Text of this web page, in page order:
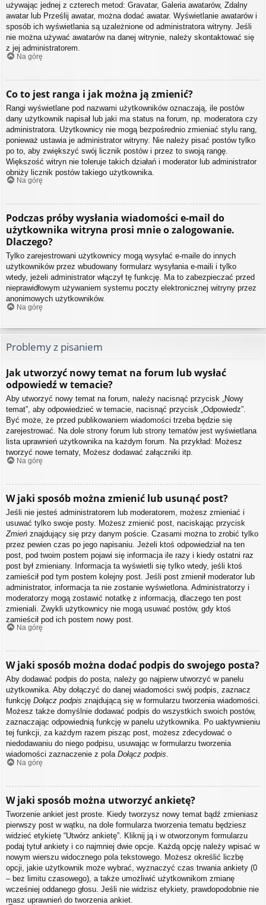
używając jednej z czterech metod: Gravatar, Galeria awatarów, Zdalny
awatar lub Prześlij awatar, można dodać awatar. Wyświetlanie awatarów i
sposób ich wyświetlania są uzależnione od administratora witryny. Jeśli
nie można używać awatarów na danej witrynie, należy skontaktować się
z jej administratorem.
Na górę
Co to jest ranga i jak można ją zmienić?
Rangi wyświetlane pod nazwami użytkowników oznaczają, ile postów
dany użytkownik napisał lub jaki ma status na forum, np. moderatora czy
administratora. Użytkownicy nie mogą bezpośrednio zmieniać stylu rang,
ponieważ ustawia je administrator witryny. Nie należy pisać postów tylko
po to, aby zwiększyć swój licznik postów i przez to swoją rangę.
Większość witryn nie toleruje takich działań i moderator lub administrator
obniży licznik postów takiego użytkownika.
Na górę
Podczas próby wysłania wiadomości e-mail do
użytkownika witryna prosi mnie o zalogowanie.
Dlaczego?
Tylko zarejestrowani użytkownicy mogą wysyłać e-maile do innych
użytkowników przez wbudowany formularz wysyłania e-maili i tylko
wtedy, jeżeli administrator włączył tę funkcję. Ma to zabezpieczać przed
nieprawidłowym używaniem systemu poczty elektronicznej witryny przez
anonimowych użytkowników.
Na górę
Problemy z pisaniem
Jak utworzyć nowy temat na forum lub wysłać
odpowiedź w temacie?
Aby utworzyć nowy temat na forum, należy nacisnąć przycisk „Nowy
temat”, aby odpowiedzieć w temacie, nacisnąć przycisk „Odpowiedz”.
Być może, że przed publikowaniem wiadomości trzeba będzie się
zarejestrować. Na dole strony forum lub strony tematów jest wyświetlana
lista uprawnień użytkownika na każdym forum. Na przykład: Możesz
tworzyć nowe tematy, Możesz dodawać załączniki itp.
Na górę
W jaki sposób można zmienić lub usunąć post?
Jeśli nie jesteś administratorem lub moderatorem, możesz zmieniać i
usuwać tylko swoje posty. Możesz zmienić post, naciskając przycisk
Zmień znajdujący się przy danym poście. Czasami można to zrobić tylko
przez pewien czas po jego napisaniu. Jeżeli ktoś odpowiedział na ten
post, pod twoim postem pojawi się informacja ile razy i kiedy ostatni raz
post był zmieniany. Informacja ta wyświetli się tylko wtedy, jeśli ktoś
zamieścił pod tym postem kolejny post. Jeśli post zmienił moderator lub
administrator, informacja ta nie zostanie wyświetlona. Administratorzy i
moderatorzy mogą zostawić notatkę z informacją, dlaczego ten post
zmieniali. Zwykli użytkownicy nie mogą usuwać postów, gdy ktoś
zamieścił pod ich postem nowy post.
Na górę
W jaki sposób można dodać podpis do swojego posta?
Aby dodawać podpis do posta, należy go najpierw utworzyć w panelu
użytkownika. Aby dołączyć do danej wiadomości swój podpis, zaznacz
funkcję Dołącz podpis znajdującą się w formularzu tworzenia wiadomości.
Możesz także domyślnie dodawać podpis do wszystkich swoich postów,
zaznaczając odpowiednią funkcję w panelu użytkownika. Po uaktywnieniu
tej funkcji, za każdym razem pisząc post, możesz zdecydować o
niedodawaniu do niego podpisu, usuwając w formularzu tworzenia
wiadomości zaznaczenie z pola Dołącz podpis.
Na górę
W jaki sposób można utworzyć ankietę?
Tworzenie ankiet jest proste. Kiedy tworzysz nowy temat bądź zmieniasz
pierwszy post w wątku, na dole formularza tworzenia tematu będziesz
widzieć etykietę “Utwórz ankietę”. Kliknij ją i w otworzonym formularzu
podaj tytuł ankiety i co najmniej dwie opcje. Każdą opcję należy wpisać w
nowym wierszu widocznego pola tekstowego. Możesz określić liczbę
opcji, jakie użytkownik może wybrać, wyznaczyć czas trwania ankiety (0
– bez limitu czasowego), a także umożliwić użytkownikom zmianę
wcześniej oddanego głosu. Jeśli nie widzisz etykiety, prawdopodobnie nie
masz uprawnień do tworzenia ankiet.